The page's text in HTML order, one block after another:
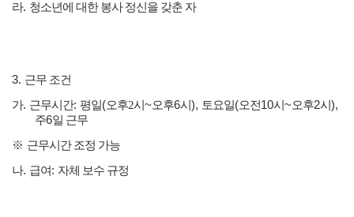
라. 청소년에 대한 봉사 정신을 갖춘 자
3. 근무 조건
가. 근무시간: 평일(오후2시 ~오후6시 ), 토요일(오전10시 ~오후2시 ),
주6일 근무
※ 근무시간 조정 가능
나. 급여: 자체 보수 규정